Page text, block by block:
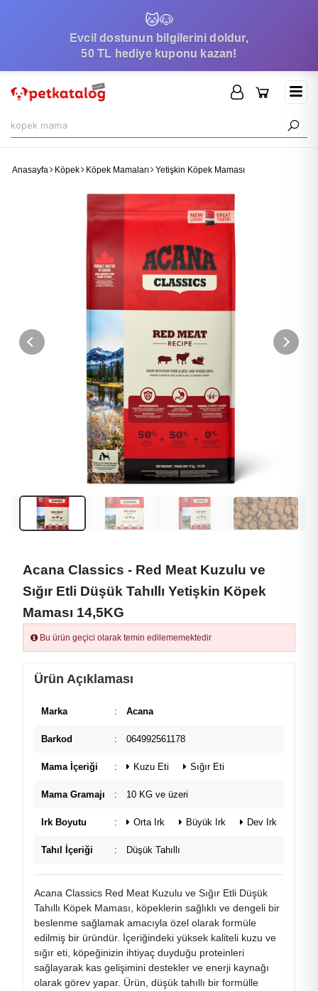
🐱🐶
Evcil dostunun bilgilerini doldur,
50 TL hediye kuponu kazan!
Anasayfa Köpek Köpek Mamaları Yetişkin Köpek Maması
Acana Classics - Red Meat Kuzulu ve
Sığır Etli Düşük Tahıllı Yetişkin Köpek
Maması 14,5KG
Bu ürün geçici olarak temin edilememektedir
Ürün Açıklaması
Marka : Acana
Barkod : 064992561178
Mama İçeriği : Kuzu Eti Sığır Eti
Mama Gramajı : 10 KG ve üzeri
Irk Boyutu : Orta Irk Büyük Irk Dev Irk
Tahıl İçeriği : Düşük Tahıllı
Acana Classics Red Meat Kuzulu ve Sığır Etli Düşük
Tahıllı Köpek Maması, köpeklerin sağlıklı ve dengeli bir
beslenme sağlamak amacıyla özel olarak formüle
edilmiş bir üründür. İçeriğindeki yüksek kaliteli kuzu ve
sığır eti, köpeğinizin ihtiyaç duyduğu proteinleri
sağlayarak kas gelişimini destekler ve enerji kaynağı
olarak görev yapar. Ürün, düşük tahıllı bir formülle